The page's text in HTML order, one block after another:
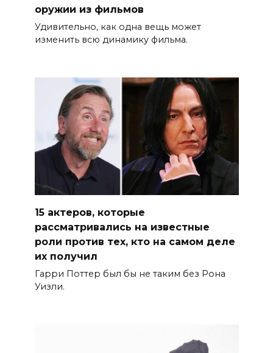
оружии из фильмов
Удивительно, как одна вещь может
изменить всю динамику фильма.
15 актеров, которые
рассматривались на известные
роли против тех, кто на самом деле
их получил
Гарри Поттер был бы не таким без Рона
Уизли.